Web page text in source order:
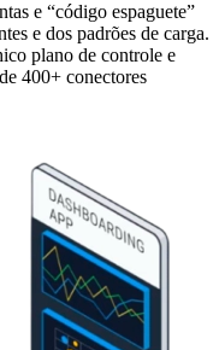
e “código espaguete”
e dos padrões de carga.
plano de controle e
400+ conectores